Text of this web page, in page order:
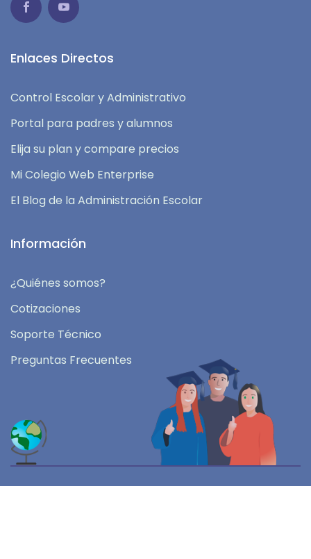
Enlaces Directos
Control Escolar y Administrativo
Portal para padres y alumnos
Elija su plan y compare precios
Mi Colegio Web Enterprise
El Blog de la Administración Escolar
Información
¿Quiénes somos?
Cotizaciones
Soporte Técnico
Preguntas Frecuentes